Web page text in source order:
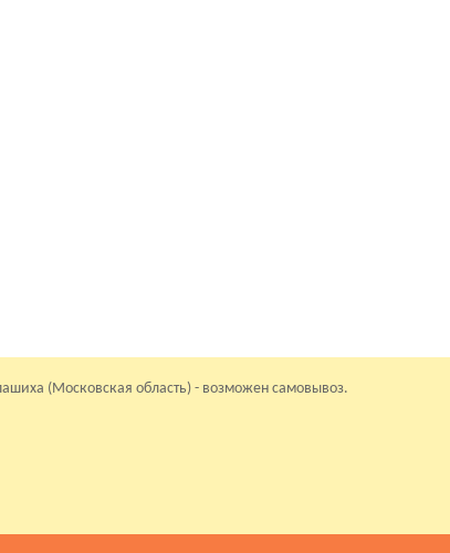
(Московская область) - возможен самовывоз.